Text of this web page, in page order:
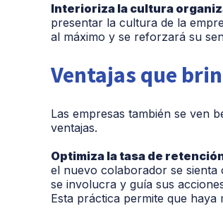
Interioriza la cultura
presentar la cultura de la
al máximo y se reforzará su
Ventajas que
Las empresas también se ven
ventajas.
Optimiza la tasa de
el nuevo colaborador se
se involucra y guía sus
Esta práctica permite que